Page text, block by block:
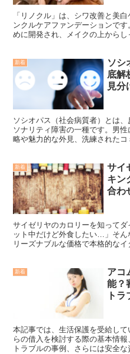
「リノクル」は、シワ改善と美
ンクルケアファンデーションで
めに開発され、メイクの上から
新着
ソシ
底解
見分
ソシオパス（社会病質者）とは
ソナリティ障害の一種です。男
略や魅力的な外見、洗練された
新着
サイ
キン
合わ
サイゼリヤのカロリーを知って
ット中だけど外食したい…」そん
リーズナブルな価格で本格的な
新着
アコ
能？
ト
本記事では、生活保護を受給し
らの借入を検討する際の基本情
トラブルの事例、さらには安全